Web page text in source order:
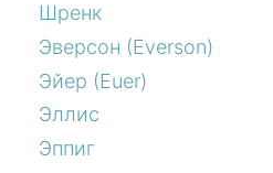
Шренк
Эверсон (Everson)
Эйер (Euer)
Эллис
Эппиг